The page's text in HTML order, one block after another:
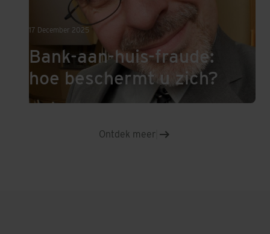
17 December 2025
Bank-aan-huis-fraude:
hoe beschermt u zich?
Ontdek meer